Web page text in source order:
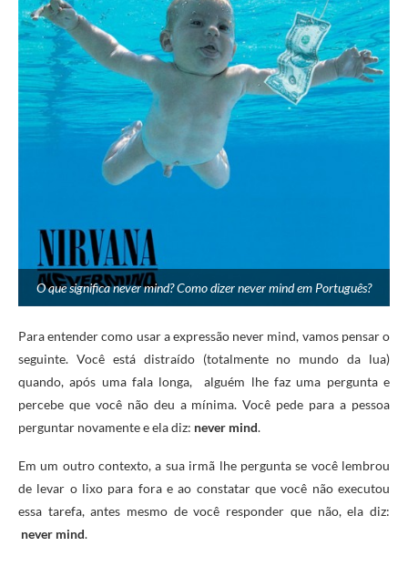
O que significa never mind? Como dizer never mind em Português?
Para entender como usar a expressão never mind, vamos pensar o
seguinte. Você está distraído (totalmente no mundo da lua)
quando, após uma fala longa, alguém lhe faz uma pergunta e
percebe que você não deu a mínima. Você pede para a pessoa
perguntar novamente e ela diz: never mind.
Em um outro contexto, a sua irmã lhe pergunta se você lembrou
de levar o lixo para fora e ao constatar que você não executou
essa tarefa, antes mesmo de você responder que não, ela diz:
never mind.